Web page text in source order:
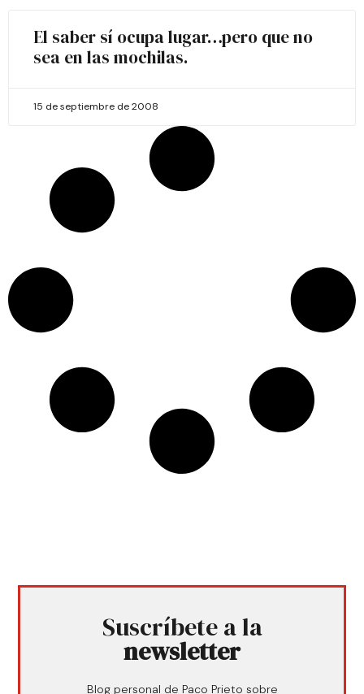
El saber sí ocupa lugar…pero que no
sea en las mochilas.
15 de septiembre de 2008
Suscríbete a la
newsletter
Blog personal de Paco Prieto sobre